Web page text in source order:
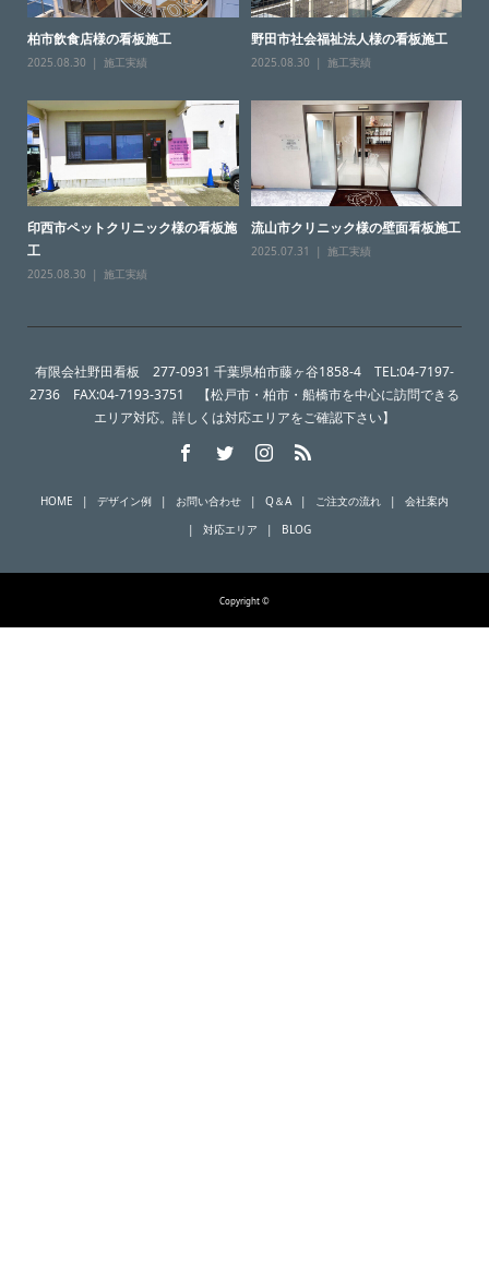
柏市飲食店様の看板施工
2025.08.30 施工実績
野田市社会福祉法人様の看板施工
2025.08.30 施工実績
印西市ペットクリニック様の看板施
工
2025.08.30 施工実績
流山市クリニック様の壁面看板施工
2025.07.31 施工実績
有限会社野田看板 277-0931 千葉県柏市藤ヶ谷1858-4 TEL:04-7197-
2736 FAX:04-7193-3751 【松戸市・柏市・船橋市を中心に訪問できる
エリア対応。詳しくは対応エリアをご確認下さい】
HOME デザイン例 お問い合わせ Q＆A ご注文の流れ
会社案内
対応エリア
BLOG
Copyright ©